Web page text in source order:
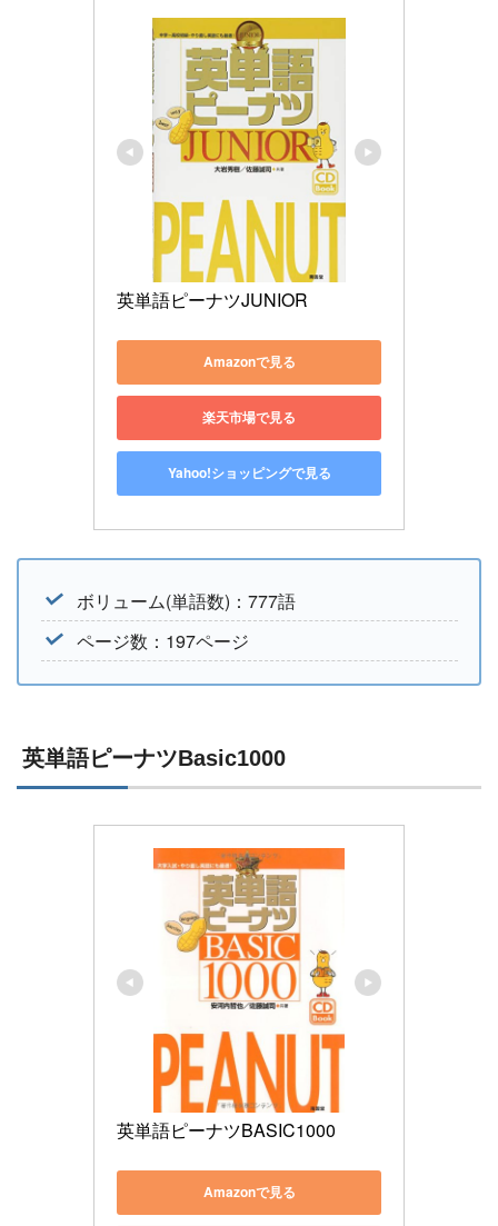
英単語ピーナツJUNIOR
Amazonで見る
楽天市場で見る
Yahoo!ショッピングで見る
ボリューム(単語数)：777語
ページ数：197ページ
英単語ピーナツBasic1000
英単語ピーナツBASIC1000
Amazonで見る